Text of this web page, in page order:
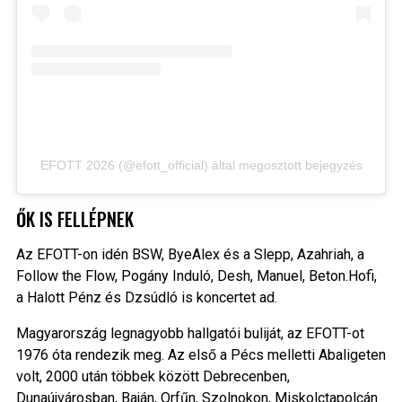
EFOTT 2026 (@efott_official) által megosztott bejegyzés
ŐK IS FELLÉPNEK
Az EFOTT-on idén BSW, ByeAlex és a Slepp, Azahriah, a
Follow the Flow, Pogány Induló, Desh, Manuel, Beton.Hofi,
a Halott Pénz és Dzsúdló is koncertet ad.
Magyarország legnagyobb hallgatói buliját, az EFOTT-ot
1976 óta rendezik meg. Az első a Pécs melletti Abaligeten
volt, 2000 után többek között Debrecenben,
Dunaújvárosban, Baján, Orfűn, Szolnokon, Miskolctapolcán